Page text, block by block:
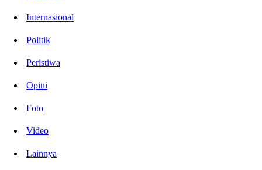
Internasional
Politik
Peristiwa
Opini
Foto
Video
Lainnya